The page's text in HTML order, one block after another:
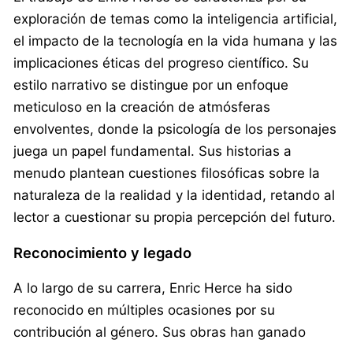
exploración de temas como la inteligencia artificial,
el impacto de la tecnología en la vida humana y las
implicaciones éticas del progreso científico. Su
estilo narrativo se distingue por un enfoque
meticuloso en la creación de atmósferas
envolventes, donde la psicología de los personajes
juega un papel fundamental. Sus historias a
menudo plantean cuestiones filosóficas sobre la
naturaleza de la realidad y la identidad, retando al
lector a cuestionar su propia percepción del futuro.
Reconocimiento y legado
A lo largo de su carrera, Enric Herce ha sido
reconocido en múltiples ocasiones por su
contribución al género. Sus obras han ganado